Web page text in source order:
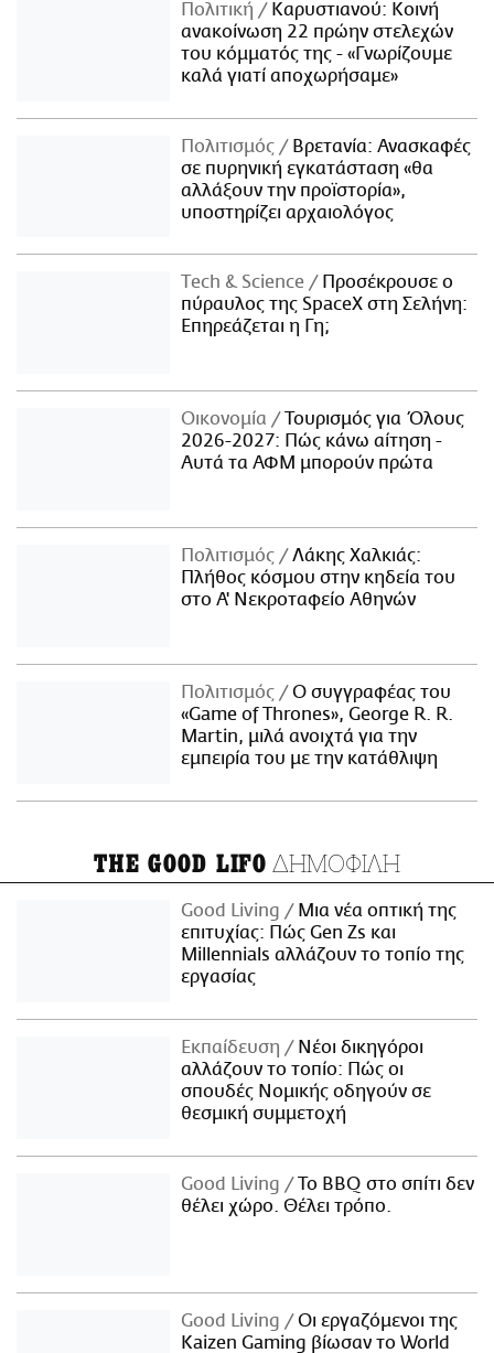
Πολιτική
Καρυστιανού: Κοινή
ανακοίνωση 22 πρώην στελεχών
του κόμματός της - «Γνωρίζουμε
καλά γιατί αποχωρήσαμε»
Πολιτισμός
Βρετανία: Ανασκαφές
σε πυρηνική εγκατάσταση «θα
αλλάξουν την προϊστορία»,
υποστηρίζει αρχαιολόγος
Τech & Science
Προσέκρουσε ο
πύραυλος της SpaceX στη Σελήνη:
Επηρεάζεται η Γη;
Οικονομία
Τουρισμός για Όλους
2026-2027: Πώς κάνω αίτηση -
Αυτά τα ΑΦΜ μπορούν πρώτα
Πολιτισμός
Λάκης Χαλκιάς:
Πλήθος κόσμου στην κηδεία του
στο Α' Νεκροταφείο Αθηνών
Πολιτισμός
Ο συγγραφέας του
«Game of Thrones», George R. R.
Martin, μιλά ανοιχτά για την
εμπειρία του με την κατάθλιψη
THE GOOD LIFO ΔΗΜΟΦΙΛΗ
Good Living
Μια νέα οπτική της
επιτυχίας: Πώς Gen Zs και
Millennials αλλάζουν το τοπίο της
εργασίας
Εκπαίδευση
Νέοι δικηγόροι
αλλάζουν το τοπίο: Πώς οι
σπουδές Νομικής οδηγούν σε
θεσμική συμμετοχή
Good Living
Το BBQ στο σπίτι δεν
θέλει χώρο. Θέλει τρόπο.
Good Living
Οι εργαζόμενοι της
Kaizen Gaming βίωσαν το World